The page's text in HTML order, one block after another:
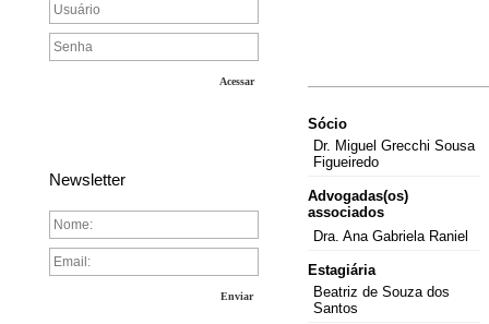
Acessar
Newsletter
Enviar
Sócio
Dr. Miguel Grecchi Sousa
Figueiredo
Advogadas(os)
associados
Dra. Ana Gabriela Raniel
Estagiária
Beatriz de Souza dos
Santos